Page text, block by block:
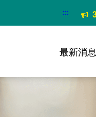
:::
最新消息